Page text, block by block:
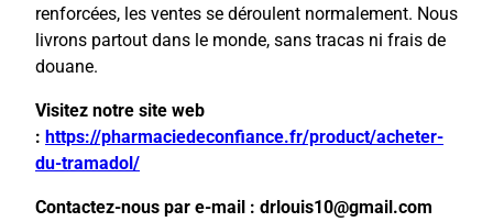
renforcées, les ventes se déroulent normalement. Nous
livrons partout dans le monde, sans tracas ni frais de
douane.
Visitez notre site web
: https://pharmaciedeconfiance.fr/product/acheter-
du-tramadol/
Contactez-nous par e-mail : drlouis10@gmail.com